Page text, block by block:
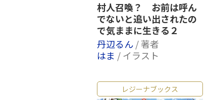
村人召喚？ お前は呼ん
でないと追い出されたの
で気ままに生きる２
丹辺るん/ 著者
はま / イラスト
レジーナブックス